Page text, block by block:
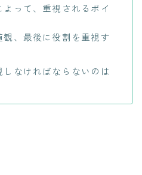
って、重視されるポイ
、最後に役割を重視す
なければならないのは